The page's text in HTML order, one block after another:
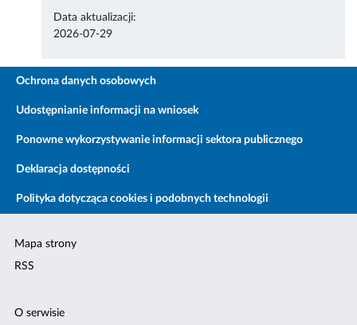
Data aktualizacji:
2026-07-29
Ochrona danych osobowych
Udostępnianie informacji na wniosek
Ponowne wykorzystywanie informacji sektora publicznego
Deklaracja dostępności
Polityka dotycząca cookies i podobnych technologii
Mapa strony
RSS
O serwisie